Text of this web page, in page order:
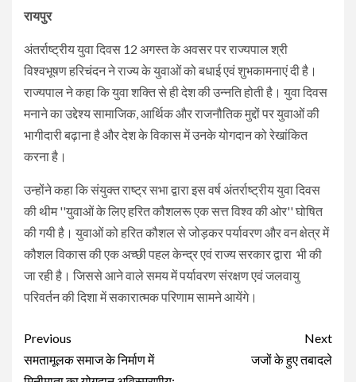
रायपुर
अंतर्राष्ट्रीय युवा दिवस 12 अगस्त के अवसर पर राज्यपाल श्री
विश्वभूषण हरिचंदन ने राज्य के युवाओं को बधाई एवं शुभकामनाएं दी है।
राज्यपाल ने कहा कि युवा शक्ति से ही देश की उन्नति होती है। युवा दिवस
मनाने का उद्देश्य सामाजिक, आर्थिक और राजनौतिक मुद्दों पर युवाओं की
भागीदारी बढ़ाना है और देश के विकास में उनके योगदान को रेखांकित
करना है।
उन्होंने कहा कि संयुक्त राष्ट्र सभा द्वारा इस वर्ष अंतर्राष्ट्रीय युवा दिवस
की थीम ''युवाओं के लिए हरित कौशलरू एक सत्त विश्व की ओर'' घोषित
की गयी है। युवाओं को हरित कौशल से जोड़कर पर्यावरण और वन क्षेत्र में
कौशल विकास की एक अच्छी पहल केन्द्र एवं राज्य सरकार द्वारा भी की
जा रही है। जिससे आने वाले समय में पर्यावरण संरक्षण एवं जलवायु
परिवर्तन की दिशा में सकारात्मक परिणाम सामने आयेंगे।
Continue
Reading
Previous
समतामूलक समाज के निर्माण में
Next
जजों के हुए तबादले